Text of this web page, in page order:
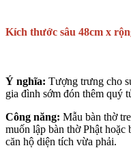
Kích thước sâu 48cm x
Ý nghĩa: Tượng trưng cho
gia đình sớm đón thêm quý
Công năng: Mẫu bàn thờ
muốn lập bàn thờ Phật hoặc
căn hộ diện tích vừa phải.